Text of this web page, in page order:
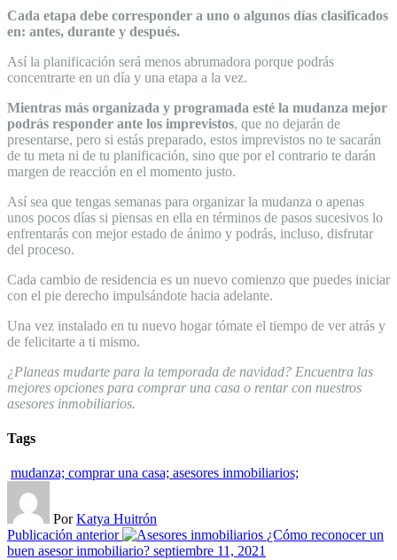
Cada etapa debe corresponder a uno o algunos días clasificados
en: antes, durante y después.
Así la planificación será menos abrumadora porque podrás
concentrarte en un día y una etapa a la vez.
Mientras más organizada y programada esté la mudanza mejor
podrás responder ante los imprevistos, que no dejarán de
presentarse, pero si estás preparado, estos imprevistos no te sacarán
de tu meta ni de tu planificación, sino que por el contrario te darán
margen de reacción en el momento justo.
Así sea que tengas semanas para organizar la mudanza o apenas
unos pocos días si piensas en ella en términos de pasos sucesivos lo
enfrentarás con mejor estado de ánimo y podrás, incluso, disfrutar
del proceso.
Cada cambio de residencia es un nuevo comienzo que puedes iniciar
con el pie derecho impulsándote hacia adelante.
Una vez instalado en tu nuevo hogar tómate el tiempo de ver atrás y
de felicitarte a ti mismo.
¿Planeas mudarte para la temporada de navidad? Encuentra las
mejores opciones para comprar una casa o rentar con nuestros
asesores inmobiliarios.
Tags
mudanza; comprar una casa; asesores inmobiliarios;
Por Katya Huitrón
Publicación anterior
¿Cómo reconocer un
buen asesor inmobiliario? septiembre 11, 2021